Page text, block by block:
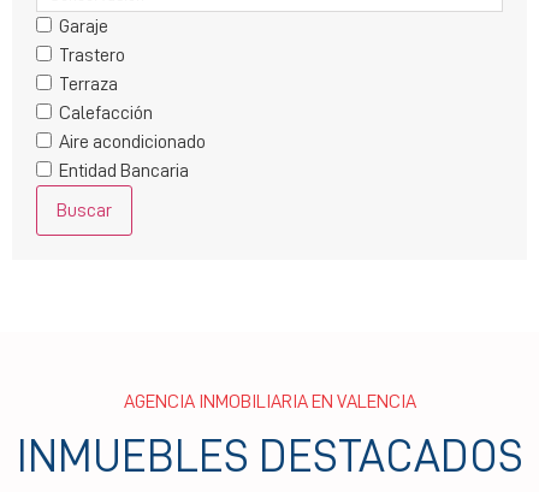
Garaje
Trastero
Terraza
Calefacción
Aire acondicionado
Entidad Bancaria
Buscar
AGENCIA INMOBILIARIA EN VALENCIA
INMUEBLES DESTACADOS